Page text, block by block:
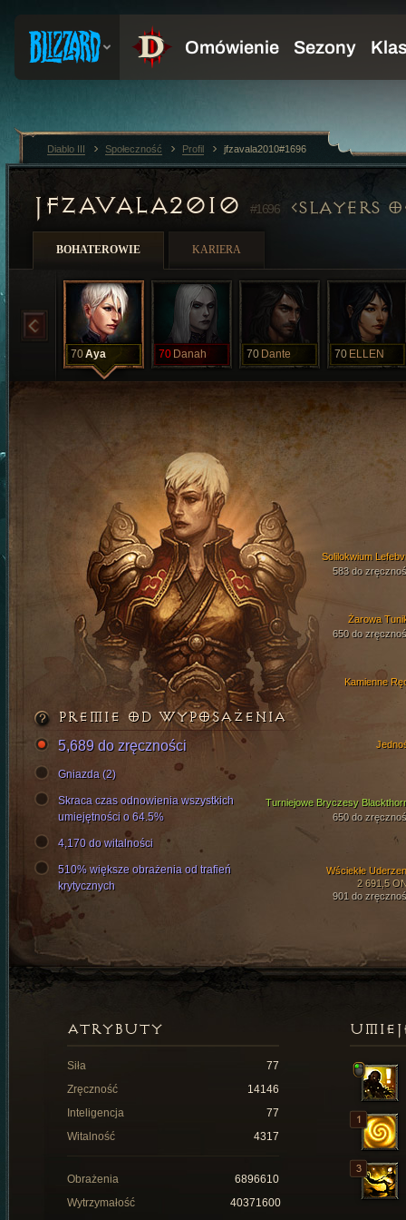
JFZAVALA2010 #1696 SLAYERS
BOHATEROWIE KARIERA
70Aya 70 Danah 70 Dante 70 ELLEN
Żarowa
650 do
Kamienne
Solilokwium
583 do
Turniejowe Bryczesy
650 do
Wściekłe
2 691,5
901 do
PREMIE OD WYPOSAŻENIA
5,689 do zręczności
Gniazda (2)
Skraca czas odnowienia wszystkich
umiejętności o 64.5%
4,170 do witalności
510% większe obrażenia od trafień
krytycznych
ATRYBUTY
Siła
77
Zręczność
14146
Inteligencja
77
Witalność
4317
Obrażenia
6896610
Wytrzymałość
40371600
Diablo III Społeczność Profil jfzavala2010#1696